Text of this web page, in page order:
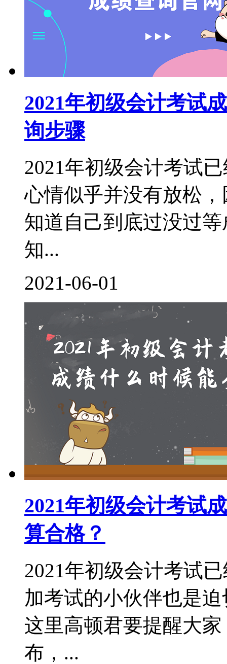
2021年初级会计考试
询步骤
2021年初级会计考试
心情似乎并没有放松
知道自己到底过没过
知...
2021-06-01
2021年初级会计考试
算合格？
2021年初级会计考试
加考试的小伙伴也是
这里高顿君要提醒大
布，...